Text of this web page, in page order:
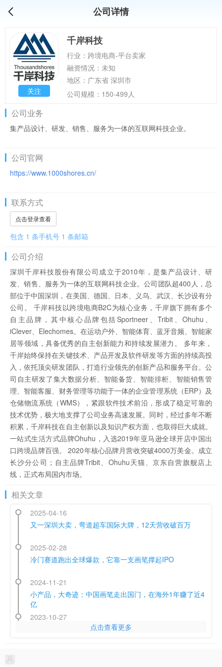
公司详情
关注
千岸科技
行业：跨境电商-平台卖家
融资情况：未知
地区：广东省 深圳市
公司规模：150-499人
公司业务
集产品设计、研发、销售、服务为一体的互联网科技企业。
公司官网
https://www.1000shores.cn/
联系方式
点击登录查看
包含 1 条手机号 1 条邮箱
公司介绍
深圳千岸科技股份有限公司成立于2010年，是集产品设计、研
发、销售、服务为一体的互联网科技企业。公司团队超400人，总
部位于中国深圳，在美国、德国、日本、义乌、武汉、长沙设有分
公司。 千岸科技以跨境电商B2C为核心业务，千岸旗下拥有多个
自主品牌，其中核心品牌包括Sportneer、Tribit、Ohuhu、
iClever、Elechomes。在运动户外、智能体育、蓝牙音频、智能家
居等领域，具备优秀的自主创新能力和持续发展潜力。 多年来，
千岸始终保持在关键技术、产品开发及软件研发等方面的持续高投
入，依托顶尖研发团队，打造行业领先的创新产品和服务平台。公
司自主研发了集大数据分析、智能备货、智能排柜、智能销售管
理、智能客服、财务管理等功能于一体的企业管理系统（ERP）及
仓储物流系统（WMS），紧跟软件技术前沿，形成了稳定可靠的
技术优势，极大地支撑了公司业务高速发展。同时，经过多年不断
积累，千岸科技在自主创新以及知识产权方面，也取得巨大成就。
一站式生活方式品牌Ohuhu，入选2019年亚马逊全球开店中国出
口跨境品牌百强。 2020年核心品牌月营收突破4000万美金。成立
长沙分公司；自主品牌Tribit、Ohuhu天猫、京东自营旗舰店上
线，正式布局国内市场。
相关文章
2025-04-16
又一深圳大卖，弯道超车国际大牌，12天营收破百万
2025-02-28
冷门赛道跑出全球爆款，它靠一支画笔撑起IPO
2024-11-21
小产品，大奇迹：中国画笔走出国门，在海外1年赚了近4
亿
2023-10-27
一支马克笔卖出9000万，隐形冠军Ohuhu的营销复盘
点击查看更多